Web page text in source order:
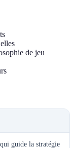
de jeu
guide la stratégie